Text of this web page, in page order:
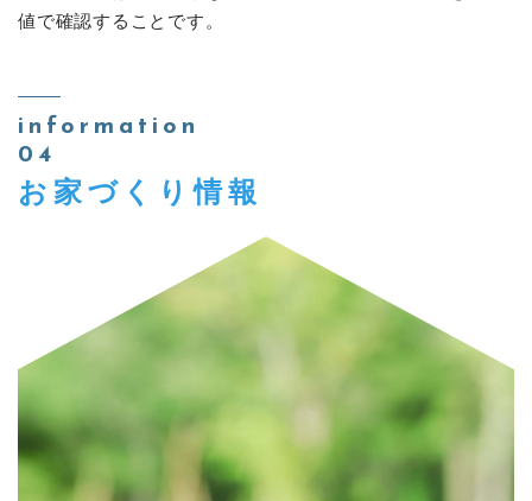
値で確認することです。
information
04
お家づくり情報